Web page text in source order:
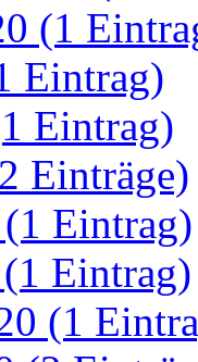
(1
Eintrag)
Eintrag)
Einträge)
Eintrag)
Eintrag)
(1